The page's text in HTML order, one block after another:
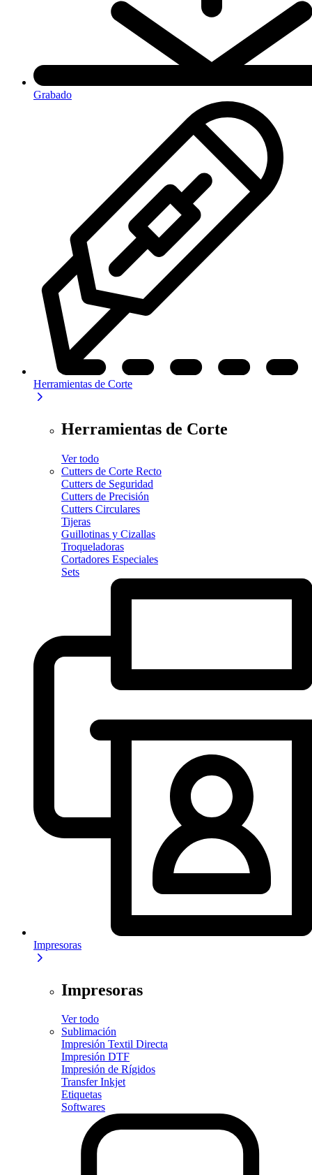
Grabado
Herramientas de Corte
Herramientas de Corte
Ver todo
Cutters de Corte Recto
Cutters de Seguridad
Cutters de Precisión
Cutters Circulares
Tijeras
Guillotinas y Cizallas
Troqueladoras
Cortadores Especiales
Sets
Impresoras
Impresoras
Ver todo
Sublimación
Impresión Textil Directa
Impresión DTF
Impresión de Rígidos
Transfer Inkjet
Etiquetas
Softwares